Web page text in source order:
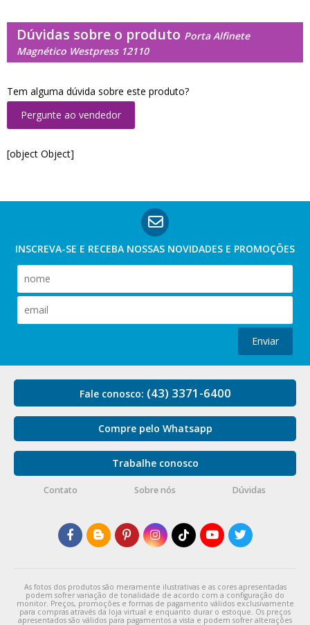
Dúvidas sobre o produto Porta Alfinete
Magnético Westpress 12110
Tem alguma dúvida sobre este produto?
Pergunte ao vendedor
[object Object]
INSCREVA-SE E RECEBA NOSSAS NOVIDADES E PROMOÇÕES
Enviar
Fale conosco: (43) 3371-6400
Compre pelo Whatsapp
Trabalhe conosco
Contato Sobre nós Dúvidas
As fotos dos produtos são meramente ilustrativas e as cores apresentadas
podem sofrer variação de tonalidade de acordo com a configuração do
monitor. Preços, promoções e formas de pagamento válidos exclusivamente
para compras através da loja virtual e enquanto durar o estoque. Os preços
apresentados são válidos para pagamentos a vista e podem sofrer alterações